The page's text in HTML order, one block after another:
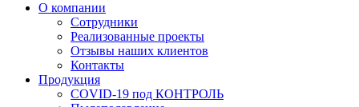
О компании
Сотрудники
Реализованные проекты
Отзывы наших клиентов
Контакты
Продукция
COVID-19 под КОНТРОЛЬ